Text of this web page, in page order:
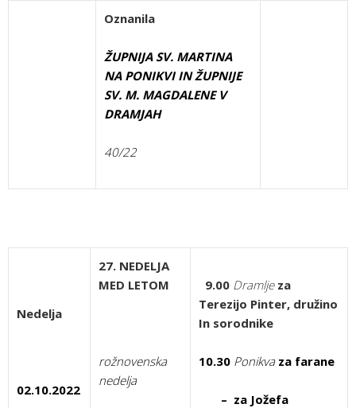
Oznanila
ŽUPNIJA SV. MARTINA
NA PONIKVI IN ŽUPNIJE
SV. M. MAGDALENE V
DRAMJAH
40/22
Nedelja
02.10.2022
27. NEDELJA
MED LETOM
rožnovenska
nedelja
9.00 Dramljeza
Terezijo Pinter, družino
In sorodnike
10.30 Ponikvaza farane
– za Jožefa